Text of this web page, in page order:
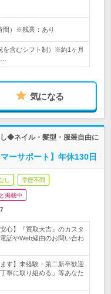
間）※残業：あり
を含むシフト制）※約1ヶ月
気になる
◆ネイル・髪型・服装自由に
ーサポート】年休130日
し 学歴不問
掲載中
心】『買取大吉』のカスタ
話やWeb経由のお問い合わ
す】未経験・第二新卒歓迎
寧に取り組める」等あなた